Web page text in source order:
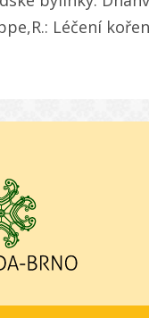
Léčení